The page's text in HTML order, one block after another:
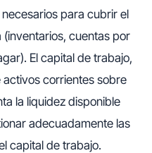
para cubrir el
cuentas por
El capital de trabajo,
activos corrientes sobre
la liquidez disponible
adecuadamente las
capital de trabajo.